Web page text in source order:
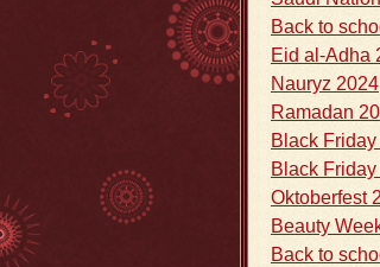
Back to
Eid al-Adha
Nauryz 2024
Ramadan
Black
Black
Oktoberfest
Beauty
Back to